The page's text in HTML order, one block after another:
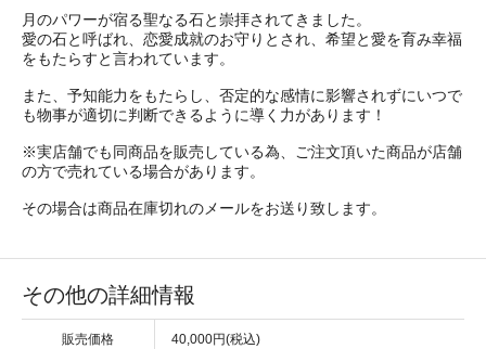
月のパワーが宿る聖なる石と崇拝されてきました。
愛の石と呼ばれ、恋愛成就のお守りとされ、希望と愛を育み幸福
をもたらすと言われています。
また、予知能力をもたらし、否定的な感情に影響されずにいつで
も物事が適切に判断できるように導く力があります！
※実店舗でも同商品を販売している為、ご注文頂いた商品が店舗
の方で売れている場合があります。
その場合は商品在庫切れのメールをお送り致します。
その他の詳細情報
販売価格 40,000円(税込)